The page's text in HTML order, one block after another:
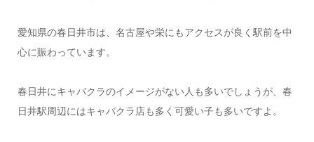
愛知県の春日井市は、名古屋や栄にもアクセスが良く駅前を中
心に賑わっています。
春日井にキャバクラのイメージがない人も多いでしょうが、春
日井駅周辺にはキャバクラ店も多く可愛い子も多いですよ。